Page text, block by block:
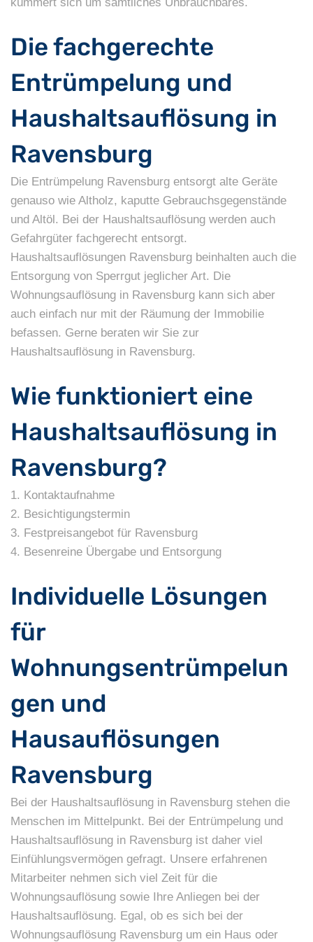
Die fachgerechte
Entrümpelung und
Haushaltsauflösung in
Ravensburg
Die Entrümpelung Ravensburg entsorgt alte Geräte
genauso wie Altholz, kaputte Gebrauchsgegenstände
und Altöl. Bei der Haushaltsauflösung werden auch
Gefahrgüter fachgerecht entsorgt.
Haushaltsauflösungen Ravensburg beinhalten auch die
Entsorgung von Sperrgut jeglicher Art. Die
Wohnungsauflösung in Ravensburg kann sich aber
auch einfach nur mit der Räumung der Immobilie
befassen. Gerne beraten wir Sie zur
Haushaltsauflösung in Ravensburg.
Wie funktioniert eine
Haushaltsauflösung in
Ravensburg?
1. Kontaktaufnahme
2. Besichtigungstermin
3. Festpreisangebot für Ravensburg
4. Besenreine Übergabe und Entsorgung
Individuelle Lösungen
für
Wohnungsentrümpelun
gen und
Hausauflösungen
Ravensburg
Bei der Haushaltsauflösung in Ravensburg stehen die
Menschen im Mittelpunkt. Bei der Entrümpelung und
Haushaltsauflösung in Ravensburg ist daher viel
Einfühlungsvermögen gefragt. Unsere erfahrenen
Mitarbeiter nehmen sich viel Zeit für die
Wohnungsauflösung sowie Ihre Anliegen bei der
Haushaltsauflösung. Egal, ob es sich bei der
Wohnungsauflösung Ravensburg um ein Haus oder